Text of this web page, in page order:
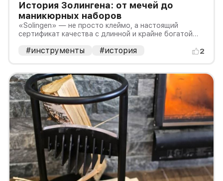
История Золингена: от мечей до
маникюрных наборов
«Solingen» — не просто клеймо, а настоящий
сертификат качества с длинной и крайне богатой
#инструменты #история 2